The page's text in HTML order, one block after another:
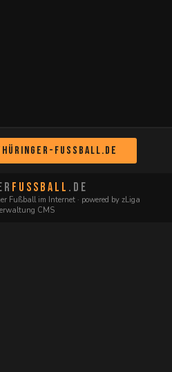
Fussball.de
FUSSBALL .DE
Fußball im Internet · powered by zLiga
CMS